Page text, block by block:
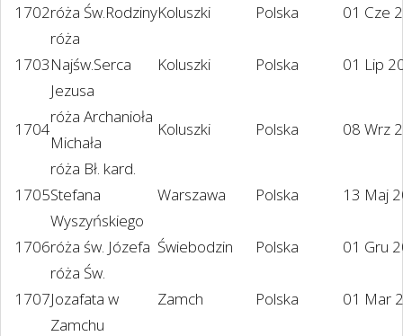
1702róża Św.RodzinyKoluszki Polska 01 Cze
1703
róża
Najśw.Serca
Jezusa
Koluszki Polska 01 Lip
1704
róża Archanioła
Michała
Koluszki Polska 08 Wrz
1705
róża Bł. kard.
Stefana
Wyszyńskiego
Warszawa Polska 13 Maj
1706róża św. Józefa Świebodzin Polska 01 Gru
1707
róża Św.
Jozafata w
Zamchu
Zamch Polska 01 Mar